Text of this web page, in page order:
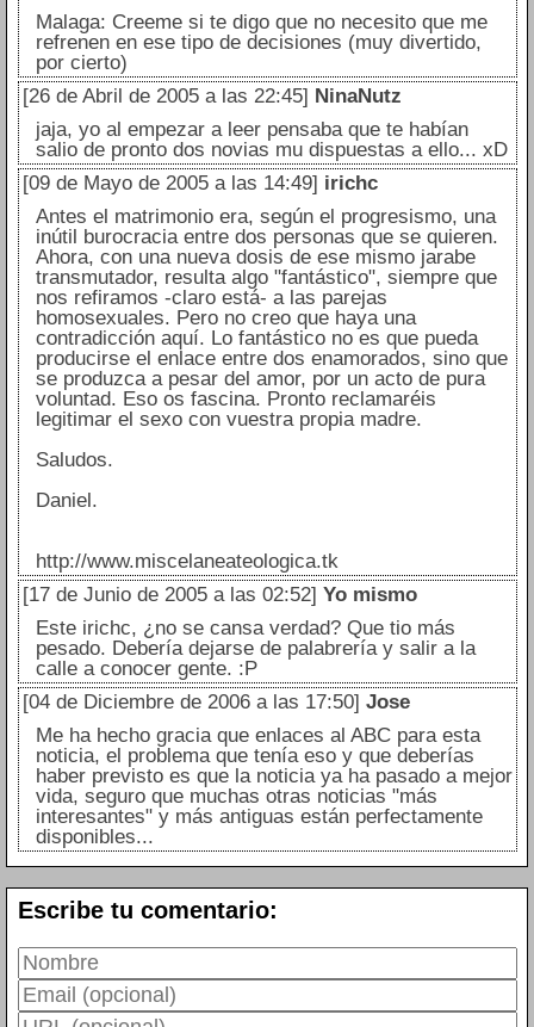
Malaga: Creeme si te digo que no necesito que me
refrenen en ese tipo de decisiones (muy divertido,
por cierto)
[26 de Abril de 2005 a las 22:45] NinaNutz
jaja, yo al empezar a leer pensaba que te habían
salio de pronto dos novias mu dispuestas a ello... xD
[09 de Mayo de 2005 a las 14:49] irichc
Antes el matrimonio era, según el progresismo, una
inútil burocracia entre dos personas que se quieren.
Ahora, con una nueva dosis de ese mismo jarabe
transmutador, resulta algo "fantástico", siempre que
nos refiramos -claro está- a las parejas
homosexuales. Pero no creo que haya una
contradicción aquí. Lo fantástico no es que pueda
producirse el enlace entre dos enamorados, sino que
se produzca a pesar del amor, por un acto de pura
voluntad. Eso os fascina. Pronto reclamaréis
legitimar el sexo con vuestra propia madre.
Saludos.
Daniel.
http://www.miscelaneateologica.tk
[17 de Junio de 2005 a las 02:52] Yo mismo
Este irichc, ¿no se cansa verdad? Que tio más
pesado. Debería dejarse de palabrería y salir a la
calle a conocer gente. :P
[04 de Diciembre de 2006 a las 17:50] Jose
Me ha hecho gracia que enlaces al ABC para esta
noticia, el problema que tenía eso y que deberías
haber previsto es que la noticia ya ha pasado a mejor
vida, seguro que muchas otras noticias "más
interesantes" y más antiguas están perfectamente
disponibles...
Escribe tu comentario: